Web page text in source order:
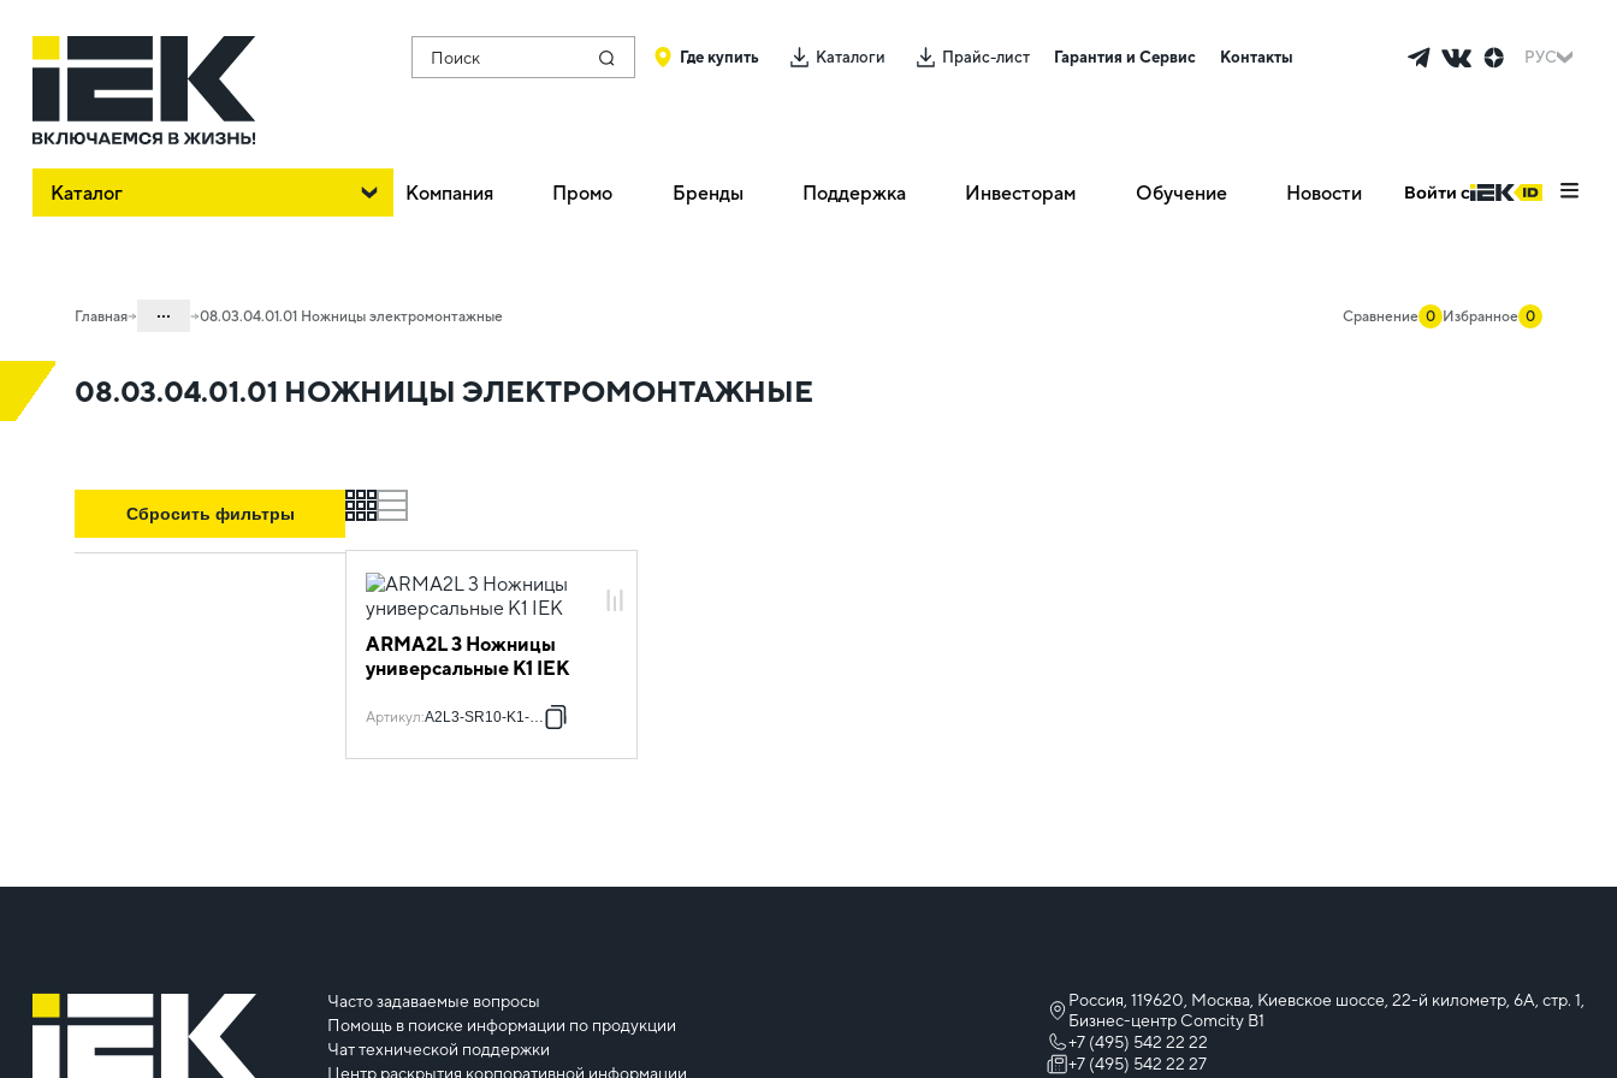
Поиск Где купить Каталоги Прайс-лист Гарантия и Сервис Контакты РУС
Каталог Компания Промо Бренды Поддержка Инвесторам Обучение Новости Войти с
Главная ...
08.03.04 Инструменты для
08.03.04.01.01 Ножницы электромонтажные Сравнение 0 Избранное 0
08.03.04.01.01 НОЖНИЦЫ ЭЛЕКТРОМОНТАЖНЫЕ
Сбросить фильтры
grid list
ARMA2L 3 Ножницы
универсальные К1 IEK
Артикул:A2L3-SR10-K1-1-1
Часто задаваемые вопросы
Помощь в поиске информации по продукции
Чат технической поддержки
Центр раскрытия корпоративной информации
Россия, 119620, Москва, Киевское шоссе, 22-й километр, 6А, стр. 1,
Бизнес-центр Comcity B1
+7 (495) 542 22 22
+7 (495) 542 22 27